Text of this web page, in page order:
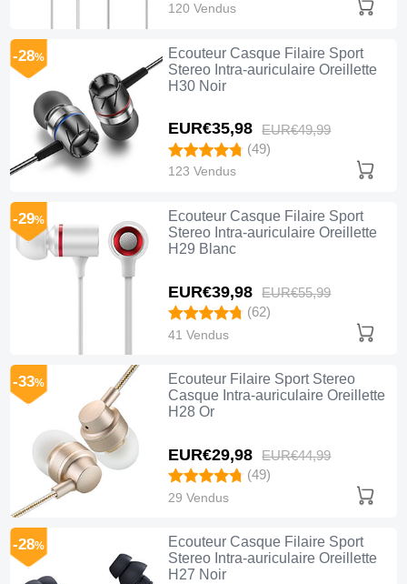
120 Vendus
Ecouteur Casque Filaire Sport
Stereo Intra-auriculaire Oreillette
H30 Noir
EUR€35,98 EUR€49,99
-28%
(49)
123 Vendus
Ecouteur Casque Filaire Sport
Stereo Intra-auriculaire Oreillette
H29 Blanc
EUR€39,98 EUR€55,99
-29%
(62)
41 Vendus
Ecouteur Filaire Sport Stereo
Casque Intra-auriculaire Oreillette
H28 Or
EUR€29,98 EUR€44,99
-33%
(49)
29 Vendus
Ecouteur Casque Filaire Sport
Stereo Intra-auriculaire Oreillette
H27 Noir
-28%